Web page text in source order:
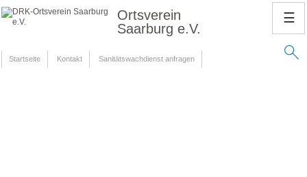
Ortsverein
Saarburg e.V.
Startseite Kontakt Sanitätswachdienst anfragen
☰